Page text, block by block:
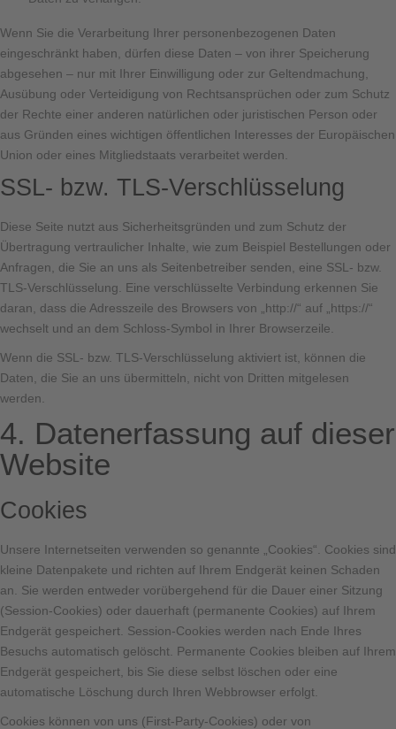
Wenn Sie die Verarbeitung Ihrer personenbezogenen Daten
eingeschränkt haben, dürfen diese Daten – von ihrer Speicherung
abgesehen – nur mit Ihrer Einwilligung oder zur Geltendmachung,
Ausübung oder Verteidigung von Rechtsansprüchen oder zum Schutz
der Rechte einer anderen natürlichen oder juristischen Person oder
aus Gründen eines wichtigen öffentlichen Interesses der Europäischen
Union oder eines Mitgliedstaats verarbeitet werden.
SSL- bzw. TLS-Verschlüsselung
Diese Seite nutzt aus Sicherheitsgründen und zum Schutz der
Übertragung vertraulicher Inhalte, wie zum Beispiel Bestellungen oder
Anfragen, die Sie an uns als Seitenbetreiber senden, eine SSL- bzw.
TLS-Verschlüsselung. Eine verschlüsselte Verbindung erkennen Sie
daran, dass die Adresszeile des Browsers von „http://“ auf „https://“
wechselt und an dem Schloss-Symbol in Ihrer Browserzeile.
Wenn die SSL- bzw. TLS-Verschlüsselung aktiviert ist, können die
Daten, die Sie an uns übermitteln, nicht von Dritten mitgelesen
werden.
4. Datenerfassung auf dieser
Website
Cookies
Unsere Internetseiten verwenden so genannte „Cookies“. Cookies sind
kleine Datenpakete und richten auf Ihrem Endgerät keinen Schaden
an. Sie werden entweder vorübergehend für die Dauer einer Sitzung
(Session-Cookies) oder dauerhaft (permanente Cookies) auf Ihrem
Endgerät gespeichert. Session-Cookies werden nach Ende Ihres
Besuchs automatisch gelöscht. Permanente Cookies bleiben auf Ihrem
Endgerät gespeichert, bis Sie diese selbst löschen oder eine
automatische Löschung durch Ihren Webbrowser erfolgt.
Cookies können von uns (First-Party-Cookies) oder von